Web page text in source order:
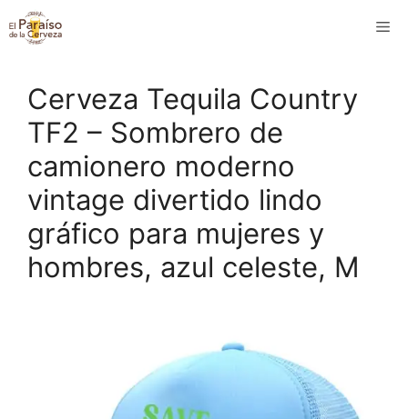
Saltar
al
Cerveza Tequila Country
TF2 – Sombrero de
camionero moderno
vintage divertido lindo
gráfico para mujeres y
hombres, azul celeste, M